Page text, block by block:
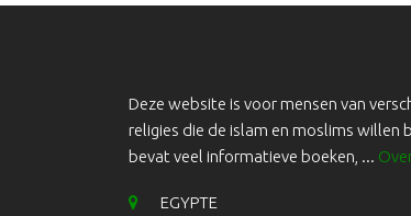
Deze website is voor mensen van
religies die de islam en moslims willen
bevat veel informatieve boeken, ...
EGYPTE